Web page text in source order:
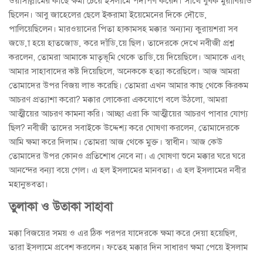
ছিলেন। আবু জাহেলের ছেলে ইকরামা ইয়েমেনের দিকে দৌড়ে
পালিয়েছিলেন। মারওয়ানের পিতা হাকামসহ মক্কার অন্যান্য কুরায়শরা সব
জড়ো হয়ে হাতজোড় করে দাঁড়িয়ে ছিল। তাদেরকে দেখে নবীজী প্রশ্ন
করলেন, তোমরা আমাকে মাতৃভূমি থেকে তাড়িয়ে দিয়েছিলে। আমাকে এবং
আমার সাহাবাদের কষ্ট দিয়েছিলে, অনেককে হত্যা করেছিলে। আজ আমরা
তোমাদের উপর বিজয় লাভ করেছি। তোমরা এখন আমার কাছ থেকে কিরকম
আচরণ প্রত্যাশা করো? মক্কার লোকেরা একযোগে বলে উঠলো, আমরা
আত্মীয়ের আচরণ কামনা করি। আচ্ছা এরা কি আত্মীয়ের আচরণ পাবার যোগ্য
ছিল? নবীজী তাদের সবাইকে উদ্দেশ্য করে ঘোষণা করলেন, তোমাদেরকে
আমি ক্ষমা করে দিলাম। তোমরা আজ থেকে মুক্ত। স্বাধীন। আজ কেউ
তোমাদের উপর কোনও প্রতিশোধ নেবে না। এ ঘোষণা শুনে মক্কার ঘরে ঘরে
আনন্দের বন্যা বয়ে গেল। এ হল ইসলামের মানবতা। এ হল ইসলামের নবীর
মহানুভবতা।
তুলাকা ও উতাকা সাহাবা
মক্কা বিজয়ের সময় ও এর ঠিক পরপর যাদেরকে ক্ষমা করে দেয়া হয়েছিল,
তারা ইসলামে প্রবেশ করলেন। ফতেহ মক্কার দিন সাধারণ ক্ষমা পেয়ে ইসলাম